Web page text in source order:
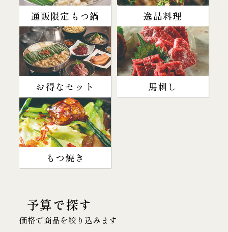
通販限定もつ鍋 逸品料理
お得なセット 馬刺し
もつ焼き
予算で探す
価格で商品を絞り込みます